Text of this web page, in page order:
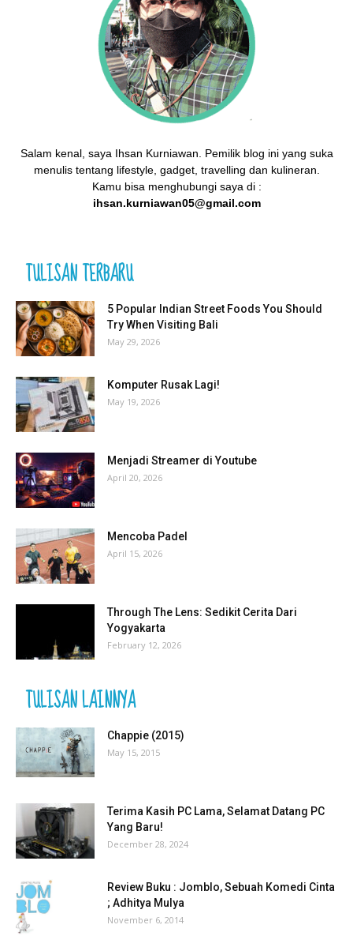
Salam kenal, saya Ihsan Kurniawan. Pemilik blog ini yang suka
menulis tentang lifestyle, gadget, travelling dan kulineran.
Kamu bisa menghubungi saya di :
ihsan.kurniawan05@gmail.com
TULISAN TERBARU
5 Popular Indian Street Foods You Should
Try When Visiting Bali
May 29, 2026
Komputer Rusak Lagi!
May 19, 2026
Menjadi Streamer di Youtube
April 20, 2026
Mencoba Padel
April 15, 2026
Through The Lens: Sedikit Cerita Dari
Yogyakarta
February 12, 2026
TULISAN LAINNYA
Chappie (2015)
May 15, 2015
Terima Kasih PC Lama, Selamat Datang PC
Yang Baru!
December 28, 2024
Review Buku : Jomblo, Sebuah Komedi Cinta
; Adhitya Mulya
November 6, 2014